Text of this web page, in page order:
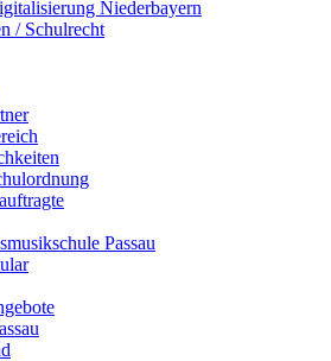
Niederbayern
/ Schulrecht
Passau